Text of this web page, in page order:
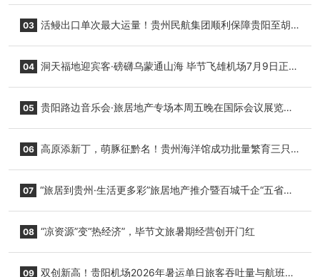
03 活鳗出口单次最大运量！贵州民航集团顺利保障贵阳至胡
04 洞天福地迎宾客·磅礴乌蒙通山海 毕节飞雄机场7月9日正式
05 贵阳路边音乐会·旅居地产专场本周五晚在国际会议展览中
06 高原添新丁，萌豚征黔名！贵州海洋馆成功批量繁育三只
07 “旅居到贵州·生活更多彩”旅居地产推介暨百城千企“五省
08 “凉资源”变“热经济”，毕节文旅暑期经营创开门红
09 双创新高！贵阳机场2026年暑运单日旅客吞吐量与航班起